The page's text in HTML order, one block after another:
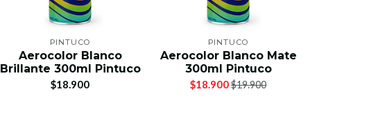
PINTUCO
Aerocolor Blanco
Brillante 300ml Pintuco
$18.900
PINTUCO
Aerocolor Blanco Mate
300ml Pintuco
$18.900$19.900